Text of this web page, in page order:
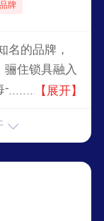
牌
名的品牌，
骊住锁具融入
款产品都具
家居体验。
足不同用户
择骊住锁
受到顶级奢
【展开】